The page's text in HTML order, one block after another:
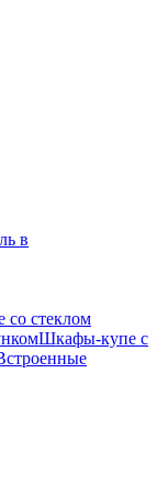
в
стеклом
Шкафы-купе с